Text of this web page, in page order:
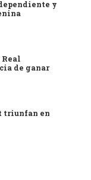
y
Real
de ganar
triunfan en